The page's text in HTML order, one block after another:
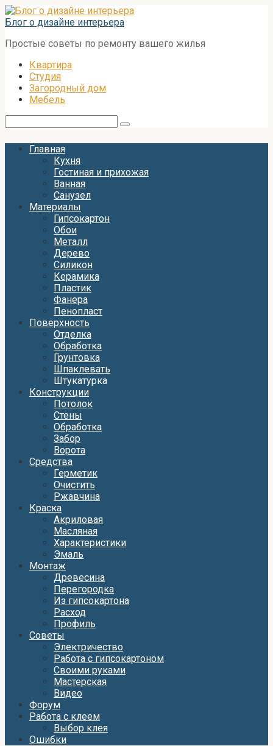
Перейти
к
Блог о дизайне интерьера
Простые советы по ремонту вашего жилья
Квартира
Студия
Загородный дом
Мебель
Главная
Кухня
Гостиная и прихожая
Ванная
Санузел
Материалы
Гипсокартон
Обои
Металл
Дерево
Силикон
Керамика
Пластик
Фанера
Пенопласт
Поверхность
Отделка
Обработка
Грунтовка
Шпаклевать
Штукатурка
Конструкции
Потолок
Стены
Обработка
Забор
Ворота
Средства
Герметик
Очистить
Ржавчина
Краска
Акриловая
Масляная
Характеристики
Эмаль
Монтаж
Древесина
Перегородка
Из гипсокартона
Расход
Профиль
Советы
Электричество
Работа с гипсокартоном
Своими руками
Мастерская
Видео
Форум
Работа с клеем
Выбор клея
Ошибки